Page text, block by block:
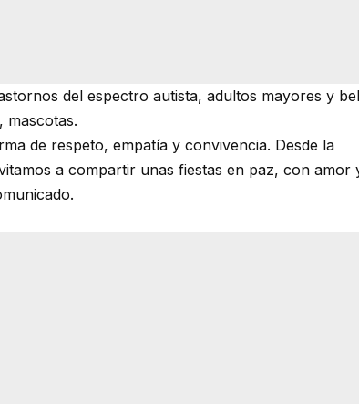
del espectro autista, adultos mayores y
mascotas.
de respeto, empatía y convivencia. Desde la
a compartir unas fiestas en paz, con amor